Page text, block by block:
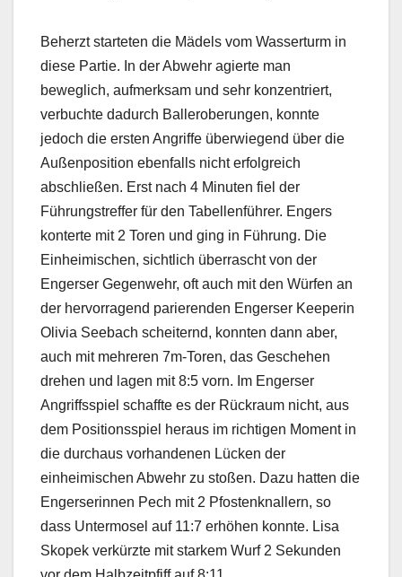
Beherzt starteten die Mädels vom Wasserturm in
diese Partie. In der Abwehr agierte man
beweglich, aufmerksam und sehr konzentriert,
verbuchte dadurch Balleroberungen, konnte
jedoch die ersten Angriffe überwiegend über die
Außenposition ebenfalls nicht erfolgreich
abschließen. Erst nach 4 Minuten fiel der
Führungstreffer für den Tabellenführer. Engers
konterte mit 2 Toren und ging in Führung. Die
Einheimischen, sichtlich überrascht von der
Engerser Gegenwehr, oft auch mit den Würfen an
der hervorragend parierenden Engerser Keeperin
Olivia Seebach scheiternd, konnten dann aber,
auch mit mehreren 7m-Toren, das Geschehen
drehen und lagen mit 8:5 vorn. Im Engerser
Angriffsspiel schaffte es der Rückraum nicht, aus
dem Positionsspiel heraus im richtigen Moment in
die durchaus vorhandenen Lücken der
einheimischen Abwehr zu stoßen. Dazu hatten die
Engerserinnen Pech mit 2 Pfostenknallern, so
dass Untermosel auf 11:7 erhöhen konnte. Lisa
Skopek verkürzte mit starkem Wurf 2 Sekunden